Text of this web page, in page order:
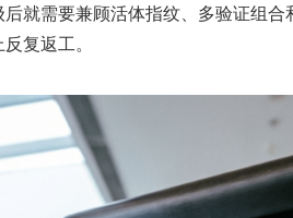
就需要兼顾活体指纹、多验证组
复返工。